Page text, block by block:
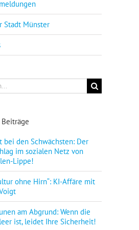
Stadt Münster
bei den Schwächsten: Der
im sozialen Netz von
Lippe!
ohne Hirn“: KI-Affäre mit
am Abgrund: Wenn die
ist, leidet Ihre Sicherheit!